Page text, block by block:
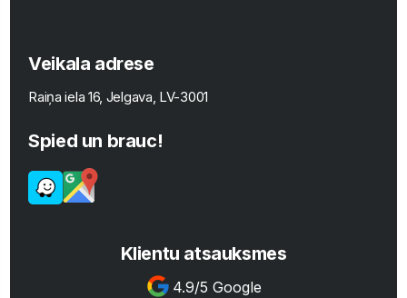
Veikala adrese
Raiņa iela 16, Jelgava, LV-3001
Spied un brauc!
Klientu atsauksmes
4.9/5 Google